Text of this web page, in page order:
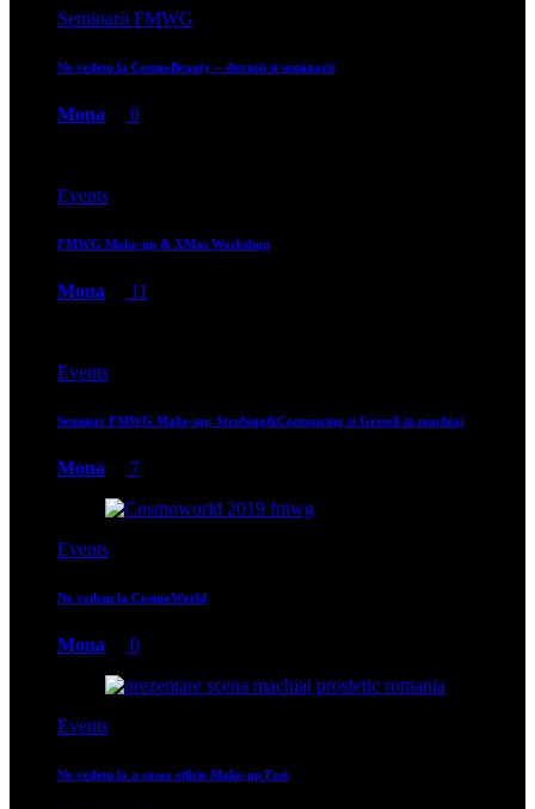
Seminarii FMWG
Ne vedem la CosmoBeauty – discutii si seminarii
Mona 0
Events
FMWG Make-up & XMas Workshop
Mona 11
Events
Seminar FMWG Make-up: Strobing&Contouring si Greseli in machiaj
Mona 7
Events
Ne vedem la CosmoWorld
Mona 0
Events
Ne vedem la a sasea editie Make-up Fest